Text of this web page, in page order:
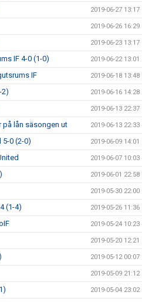
2019-06-27 13:17
2019-06-26 16:29
2019-06-23 13:17
IF 4-0 (1-0) 2019-06-22 13:01
IF 2019-06-18 13:48
2) 2019-06-16 14:28
2019-06-13 22:37
på lån säsongen ut 2019-06-13 22:33
5-0 (2-0) 2019-06-09 14:01
2019-06-07 10:03
2019-06-01 22:58
2019-05-30 22:00
(1-4) 2019-05-26 11:36
2019-05-24 10:23
2019-05-20 12:21
2019-05-12 00:07
2019-05-09 21:12
2019-05-04 23:02